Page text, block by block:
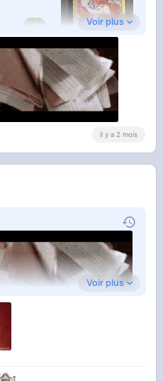
stock, je suis bientôt à
Voir plus
il y a 2 mois
Voir plus